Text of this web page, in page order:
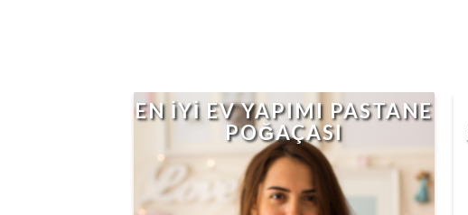
EN İYİ EV YAPIMI PASTANE
POĞAÇASI